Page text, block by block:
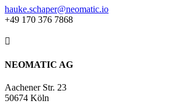
hauke.schaper@neomatic.io
+49 170 376 7868

NEOMATIC AG
Aachener Str. 23
50674 Köln